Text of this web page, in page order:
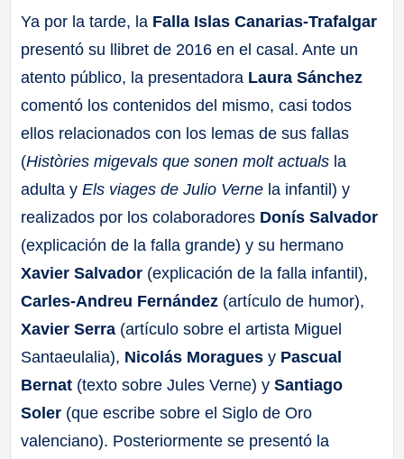
Ya por la tarde, la Falla Islas Canarias-Trafalgar
presentó su llibret de 2016 en el casal. Ante un
atento público, la presentadora Laura Sánchez
comentó los contenidos del mismo, casi todos
ellos relacionados con los lemas de sus fallas
(Històries migevals que sonen molt actuals la
adulta yEls viages de Julio Verne la infantil) y
realizados por los colaboradores Donís Salvador
(explicación de la falla grande) y su hermano
Xavier Salvador (explicación de la falla infantil),
Carles-Andreu Fernández (artículo de humor),
Xavier Serra (artículo sobre el artista Miguel
Santaeulalia), Nicolás Moragues y Pascual
Bernat (texto sobre Jules Verne) y Santiago
Soler (que escribe sobre el Siglo de Oro
valenciano). Posteriormente se presentó la